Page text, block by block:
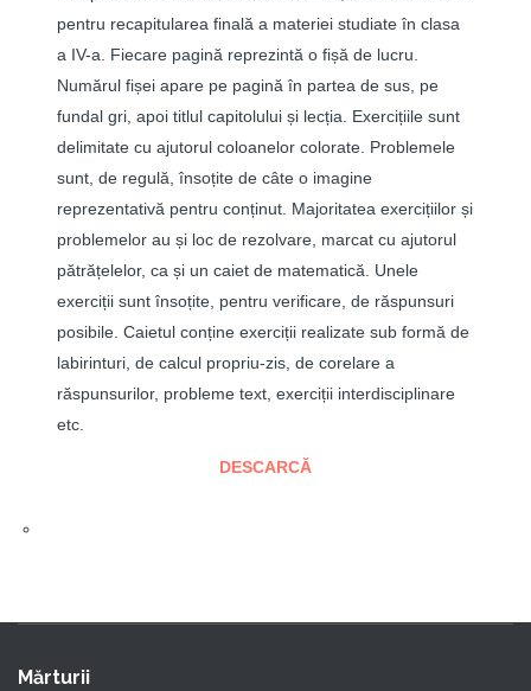
pentru recapitularea finală a materiei studiate în clasa
a IV-a. Fiecare pagină reprezintă o fișă de lucru.
Numărul fișei apare pe pagină în partea de sus, pe
fundal gri, apoi titlul capitolului și lecția. Exercițiile sunt
delimitate cu ajutorul coloanelor colorate. Problemele
sunt, de regulă, însoțite de câte o imagine
reprezentativă pentru conținut. Majoritatea exercițiilor și
problemelor au și loc de rezolvare, marcat cu ajutorul
pătrățelelor, ca și un caiet de matematică. Unele
exerciții sunt însoțite, pentru verificare, de răspunsuri
posibile. Caietul conține exerciții realizate sub formă de
labirinturi, de calcul propriu-zis, de corelare a
răspunsurilor, probleme text, exerciții interdisciplinare
etc.
DESCARCĂ
Mărturii